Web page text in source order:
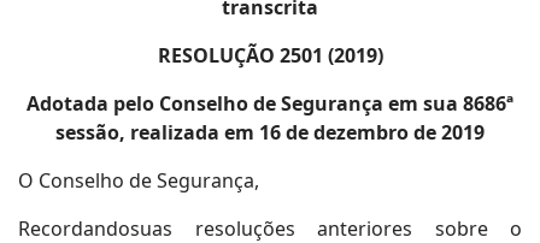
transcrita
RESOLUÇÃO 2501 (2019)
Adotada pelo Conselho de Segurança em sua 8686ª
sessão, realizada em 16 de dezembro de 2019
O Conselho de Segurança,
Recordandosuas resoluções anteriores sobre o